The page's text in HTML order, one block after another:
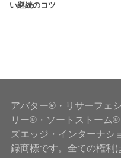
い継続のコツ
アバター®・リサーフェ
リー®・ソートストーム
ズエッジ・インターナシ
録商標です。全ての権利